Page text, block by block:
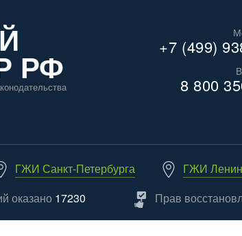
РФ +7 (499)
8 800
ГЖИ Санкт-Петербурга
ГЖИ
оказано 17230 Прав